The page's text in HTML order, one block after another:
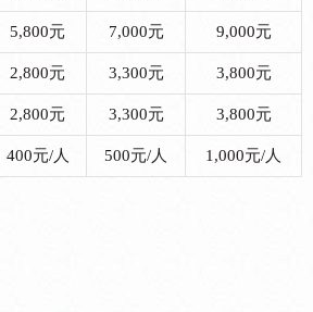
5,800元 7,000元 9,000元
2,800元 3,300元 3,800元
2,800元 3,300元 3,800元
400元/人 500元/人 1,000元/人